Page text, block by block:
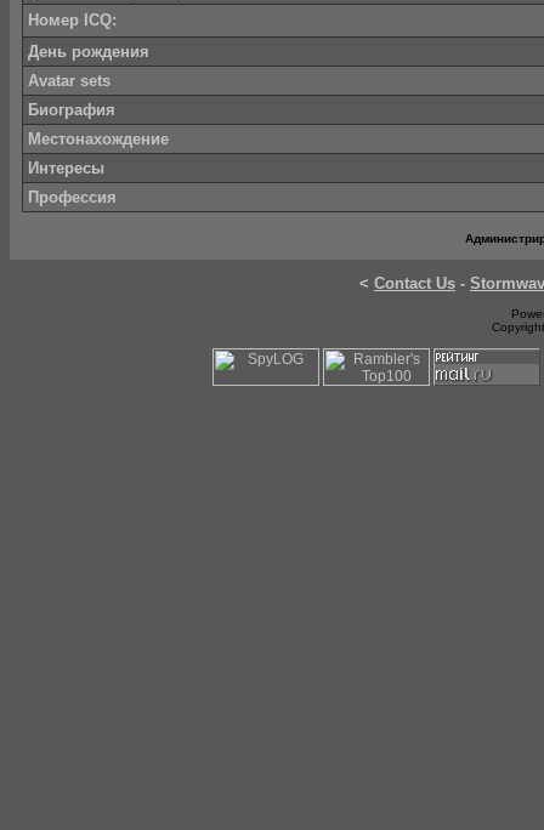
Номер ICQ:
День рождения
Avatar sets
Биография
Местонахождение
Интересы
Профессия
< Contact Us -